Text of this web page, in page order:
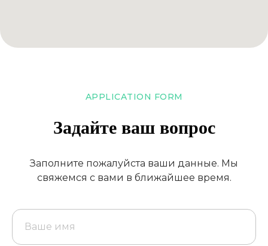
APPLICATION FORM
Задайте ваш вопрос
Заполните пожалуйста ваши данные. Мы
свяжемся с вами в ближайшее время.